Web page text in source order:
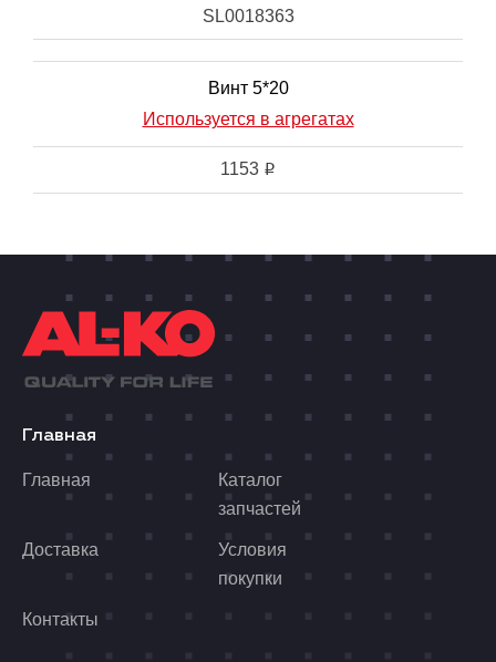
SL0018363
Винт 5*20
Используется в агрегатах
1153 i
Главная
Главная
Каталог
запчастей
Доставка
Условия
покупки
Контакты